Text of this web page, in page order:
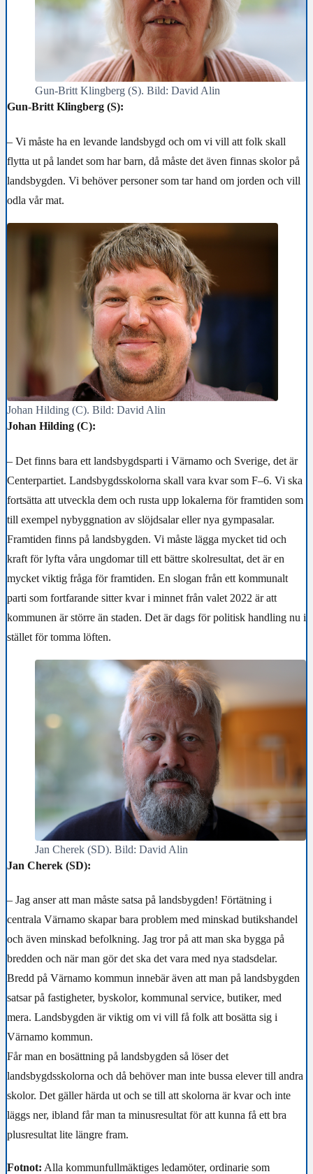
Gun-Britt Klingberg (S). Bild: David Alin
Gun-Britt Klingberg (S):
– Vi måste ha en levande landsbygd och om vi vill att folk skall
flytta ut på landet som har barn, då måste det även finnas skolor på
landsbygden. Vi behöver personer som tar hand om jorden och vill
odla vår mat.
Johan Hilding (C). Bild: David Alin
Johan Hilding (C):
– Det finns bara ett landsbygdsparti i Värnamo och Sverige, det är
Centerpartiet. Landsbygdsskolorna skall vara kvar som F–6. Vi ska
fortsätta att utveckla dem och rusta upp lokalerna för framtiden som
till exempel nybyggnation av slöjdsalar eller nya gympasalar.
Framtiden finns på landsbygden. Vi måste lägga mycket tid och
kraft för lyfta våra ungdomar till ett bättre skolresultat, det är en
mycket viktig fråga för framtiden. En slogan från ett kommunalt
parti som fortfarande sitter kvar i minnet från valet 2022 är att
kommunen är större än staden. Det är dags för politisk handling nu i
stället för tomma löften.
Jan Cherek (SD). Bild: David Alin
Jan Cherek (SD):
– Jag anser att man måste satsa på landsbygden! Förtätning i
centrala Värnamo skapar bara problem med minskad butikshandel
och även minskad befolkning. Jag tror på att man ska bygga på
bredden och när man gör det ska det vara med nya stadsdelar.
Bredd på Värnamo kommun innebär även att man på landsbygden
satsar på fastigheter, byskolor, kommunal service, butiker, med
mera. Landsbygden är viktig om vi vill få folk att bosätta sig i
Värnamo kommun.
Får man en bosättning på landsbygden så löser det
landsbygdsskolorna och då behöver man inte bussa elever till andra
skolor. Det gäller härda ut och se till att skolorna är kvar och inte
läggs ner, ibland får man ta minusresultat för att kunna få ett bra
plusresultat lite längre fram.
Fotnot: Alla kommunfullmäktiges ledamöter, ordinarie som